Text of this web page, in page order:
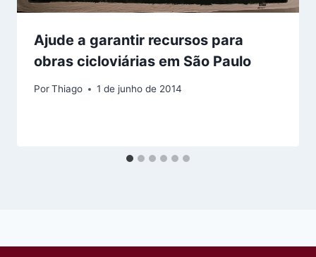
Ajude a garantir recursos para
obras cicloviárias em São Paulo
PorThiago 1 de junho de 2014